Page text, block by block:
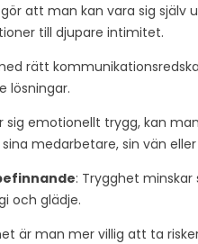
att man kan vara sig själv
till djupare intimitet.
rätt
lösningar.
sig emotionellt trygg, kan
medarbetare, sin vän
: Trygghet
och glädje.
är man mer villig att ta